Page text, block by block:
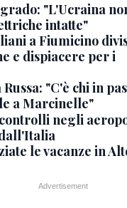
"L'Ucraina
intatte"
a Fiumicino
e dispiacere per i
"C'è chi in
a Marcinelle"
controlli negli
le vacanze in